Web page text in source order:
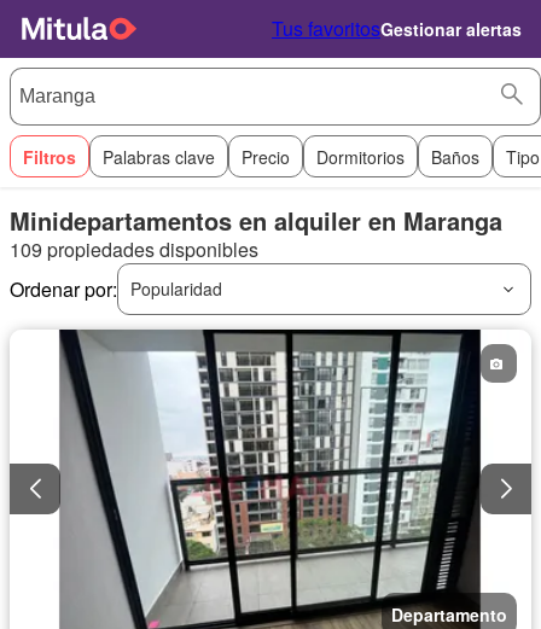
Tus favoritosGestionar alertas
Filtros Palabras clave Precio Dormitorios Baños
Minidepartamentos en alquiler en Maranga
109 propiedades disponibles
Ordenar por:
Popularidad
Departamento